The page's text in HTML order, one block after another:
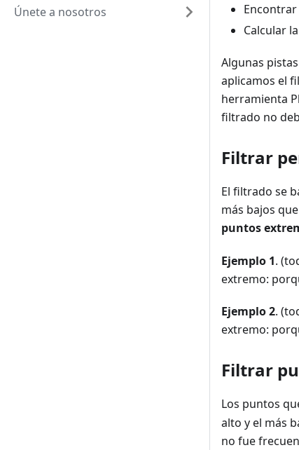
Únete a nosotros
Calcular
Algunas
aplicamos el
herramienta
filtrado no
Filtrar
El filtrado se
más bajos
puntos
Ejemplo 1.
extremo:
Ejemplo 2.
extremo:
Filtrar
Los puntos
alto y el más
no fue